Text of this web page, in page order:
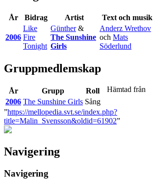
År Bidrag Artist Text och musik
2006
Like
Fire
Tonight
Günther&
The Sunshine
Girls
Anderz Wrethov
och Mats
Söderlund
Gruppmedlemskap
År Grupp
Roll
2006 The Sunshine Girls Sång
Hämtad från
”https://mellopedia.svt.se/index.php?
title=Malin_Svensson&oldid=61902”
Navigering
Navigering